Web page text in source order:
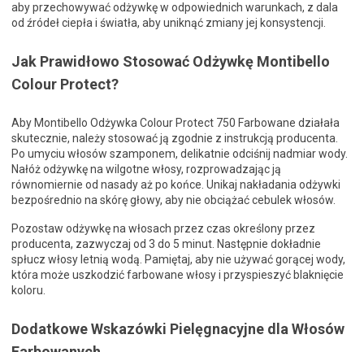
aby przechowywać odżywkę w odpowiednich warunkach, z dala
od źródeł ciepła i światła, aby uniknąć zmiany jej konsystencji.
Jak Prawidłowo Stosować Odżywkę Montibello
Colour Protect?
Aby Montibello Odżywka Colour Protect 750 Farbowane działała
skutecznie, należy stosować ją zgodnie z instrukcją producenta.
Po umyciu włosów szamponem, delikatnie odciśnij nadmiar wody.
Nałóż odżywkę na wilgotne włosy, rozprowadzając ją
równomiernie od nasady aż po końce. Unikaj nakładania odżywki
bezpośrednio na skórę głowy, aby nie obciążać cebulek włosów.
Pozostaw odżywkę na włosach przez czas określony przez
producenta, zazwyczaj od 3 do 5 minut. Następnie dokładnie
spłucz włosy letnią wodą. Pamiętaj, aby nie używać gorącej wody,
która może uszkodzić farbowane włosy i przyspieszyć blaknięcie
koloru.
Dodatkowe Wskazówki Pielęgnacyjne dla Włosów